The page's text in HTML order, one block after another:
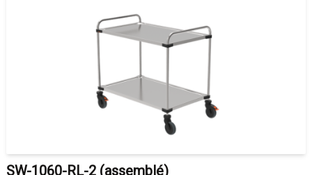
SW-1060-RL-2 (assemblé)